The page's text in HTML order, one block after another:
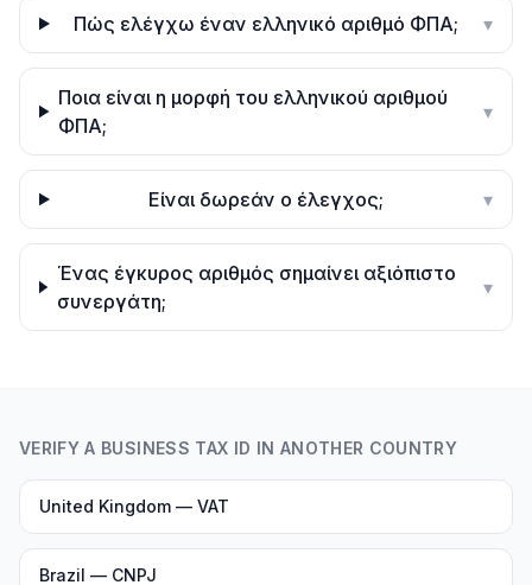
Πώς ελέγχω έναν ελληνικό αριθμό ΦΠΑ; ▾
Ποια είναι η μορφή του ελληνικού αριθμού
ΦΠΑ;
▾
Είναι δωρεάν ο έλεγχος; ▾
Ένας έγκυρος αριθμός σημαίνει αξιόπιστο
συνεργάτη;
▾
VERIFY A BUSINESS TAX ID IN ANOTHER COUNTRY
United Kingdom — VAT
Brazil — CNPJ